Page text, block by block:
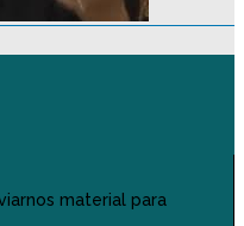
material para